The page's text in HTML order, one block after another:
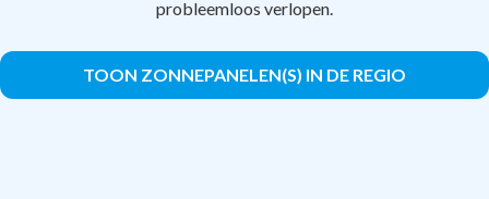
probleemloos verlopen.
TOON ZONNEPANELEN(S) IN DE REGIO